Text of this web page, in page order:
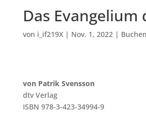
Das Evangelium
von i_if219X| Nov. 1, 2022|
von Patrik Svensson
dtv Verlag
ISBN 978-3-423-34994-9